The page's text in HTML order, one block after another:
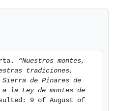
“Nuestros montes,
tradiciones,
Sierra de Pinares de
la Ley de montes de
9 of August of